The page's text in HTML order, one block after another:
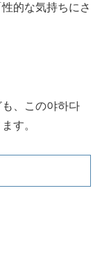
的な気持ちにさ
、この야하다
す。